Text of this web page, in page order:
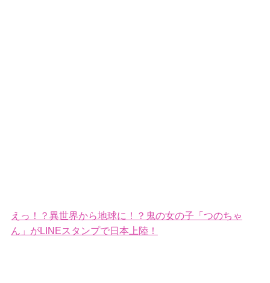
えっ！？異世界から地球に！？鬼の女の子「つのちゃ
ん」がLINEスタンプで日本上陸！